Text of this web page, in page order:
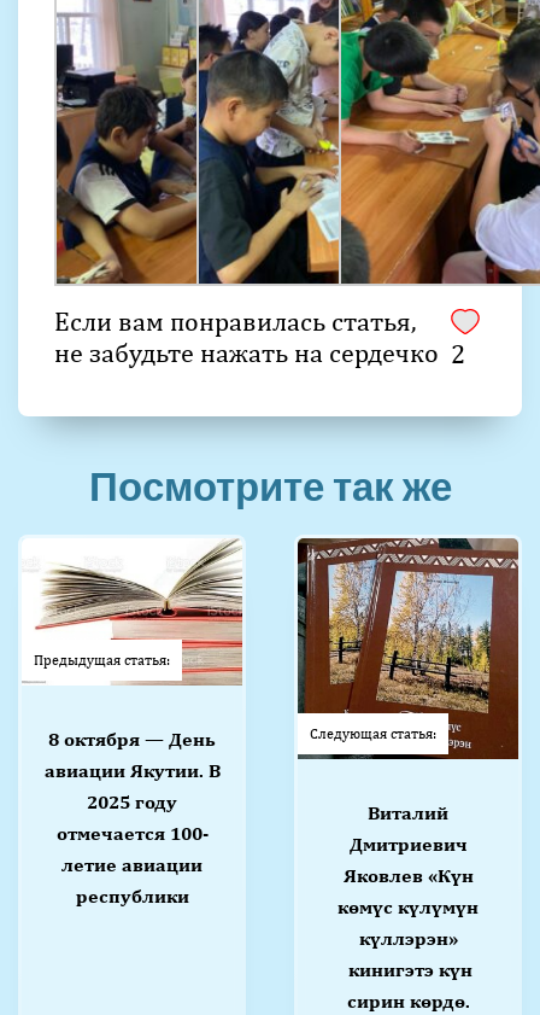
Если вам понравилась статья,
не забудьте нажать на сердечко 2
Посмотрите так же
Предыдущая статья:
8 октября — День
авиации Якутии. В
2025 году
отмечается 100-
летие авиации
республики
Следующая статья:
Виталий
Дмитриевич
Яковлев «Күн
көмүс күлүмүн
күллэрэн»
кинигэтэ күн
сирин көрдө.